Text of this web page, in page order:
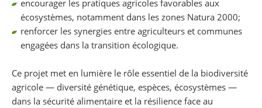
encourager les pratiques agricoles favorables aux
écosystèmes, notamment dans les zones Natura 2000;
renforcer les synergies entre agriculteurs et communes
engagées dans la transition écologique.
Ce projet met en lumière le rôle essentiel de la biodiversité
agricole — diversité génétique, espèces, écosystèmes —
dans la sécurité alimentaire et la résilience face au